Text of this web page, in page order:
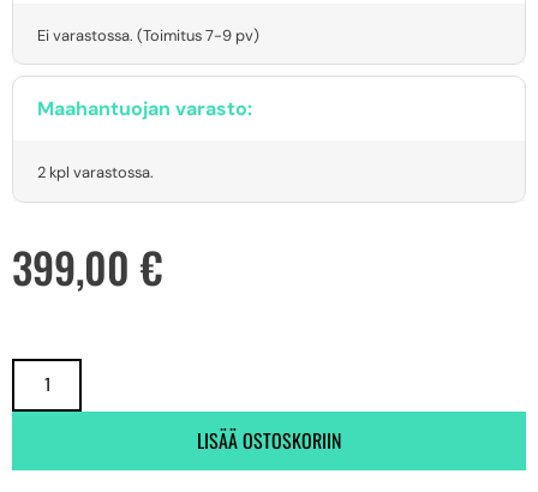
Ei varastossa. (Toimitus 7-9 pv)
Maahantuojan varasto:
2 kpl varastossa.
399,00 €
LISÄÄ OSTOSKORIIN